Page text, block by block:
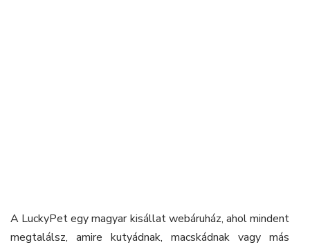
A LuckyPet egy magyar kisállat webáruház, ahol mindent
megtalálsz, amire kutyádnak, macskádnak vagy más